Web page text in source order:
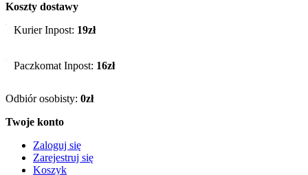
Koszty dostawy
Kurier Inpost: 19zł
Paczkomat Inpost: 16zł
Odbiór osobisty: 0zł
Twoje konto
Zaloguj się
Zarejestruj się
Koszyk